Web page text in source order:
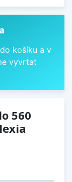
košíku a v
vyvrtat
560